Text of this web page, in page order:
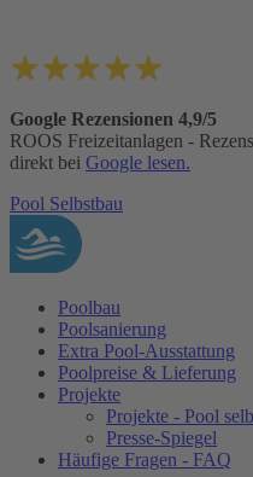
Google Rezensionen 4,9/5
ROOS Freizeitanlagen -
direkt bei Google lesen.
Pool Selbstbau
Poolbau
Poolsanierung
Extra Pool-Ausstattung
Poolpreise & Lieferung
Projekte
Projekte - Pool
Presse-Spiegel
Häufige Fragen - FAQ